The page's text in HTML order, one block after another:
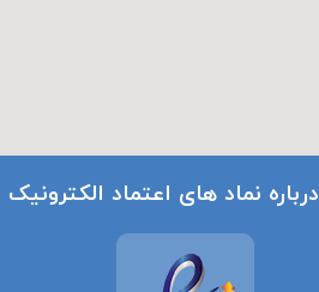
درباره نماد های اعتماد الکترونیک